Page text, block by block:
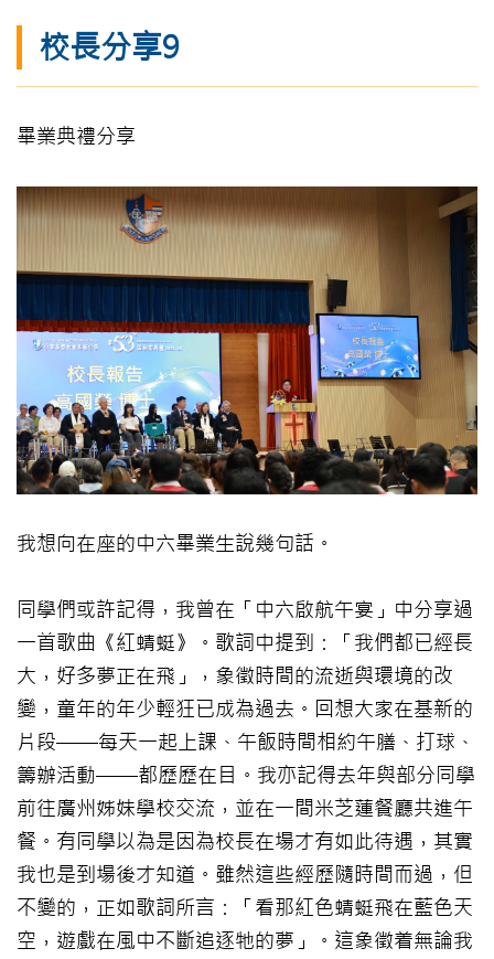
校長分享9
畢業典禮分享
我想向在座的中六畢業生說幾句話。
同學們或許記得，我曾在「中六啟航午宴」中分享過
一首歌曲《紅蜻蜓》。歌詞中提到：「我們都已經長
大，好多夢正在飛」，象徵時間的流逝與環境的改
變，童年的年少輕狂已成為過去。回想大家在基新的
片段——每天一起上課、午飯時間相約午膳、打球、
籌辦活動——都歷歷在目。我亦記得去年與部分同學
前往廣州姊妹學校交流，並在一間米芝蓮餐廳共進午
餐。有同學以為是因為校長在場才有如此待遇，其實
我也是到場後才知道。雖然這些經歷隨時間而過，但
不變的，正如歌詞所言：「看那紅色蜻蜓飛在藍色天
空，遊戲在風中不斷追逐牠的夢」。這象徵着無論我